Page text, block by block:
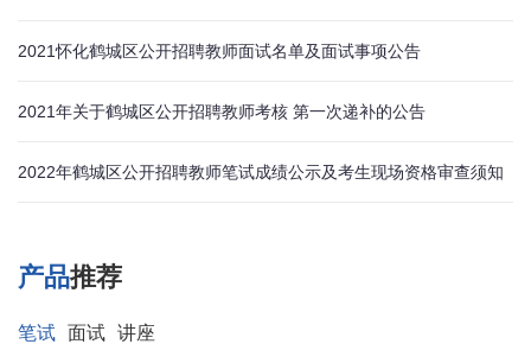
2021怀化鹤城区公开招聘教师面试名单及面试事项公告
2021年关于鹤城区公开招聘教师考核 第一次递补的公告
2022年鹤城区公开招聘教师笔试成绩公示及考生现场资格审查须知
产品推荐
笔试 面试 讲座